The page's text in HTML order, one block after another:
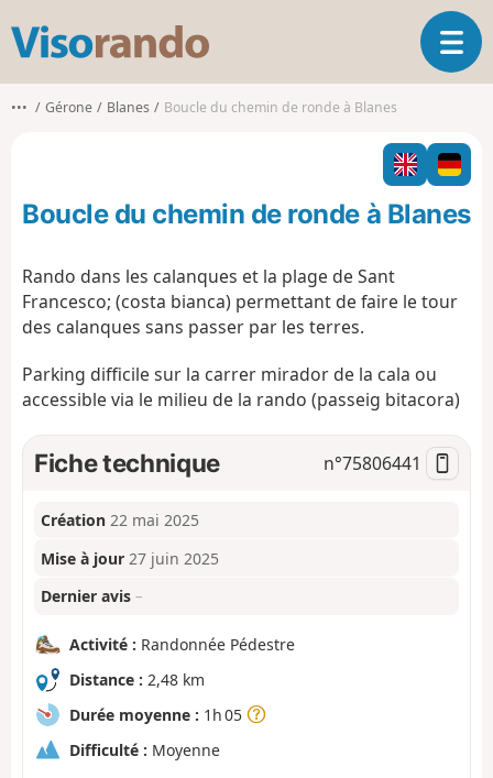
s
o
o
O
u
i
r
l
a
i
i
n
••• Gérone Blanes Boucle du chemin de ronde à Blanes
Boucle du chemin de ronde à Blanes
Rando dans les calanques et la plage de Sant
Francesco; (costa bianca) permettant de faire le tour
des calanques sans passer par les terres.
Parking difficile sur la carrer mirador de la cala ou
accessible via le milieu de la rando (passeig bitacora)
Fiche technique n°75806441
Création 22 mai 2025
Mise à jour 27 juin 2025
Dernier avis –
Activité : Randonnée Pédestre
Distance : 2,48 km
Durée moyenne : 1h 05
Difficulté : Moyenne